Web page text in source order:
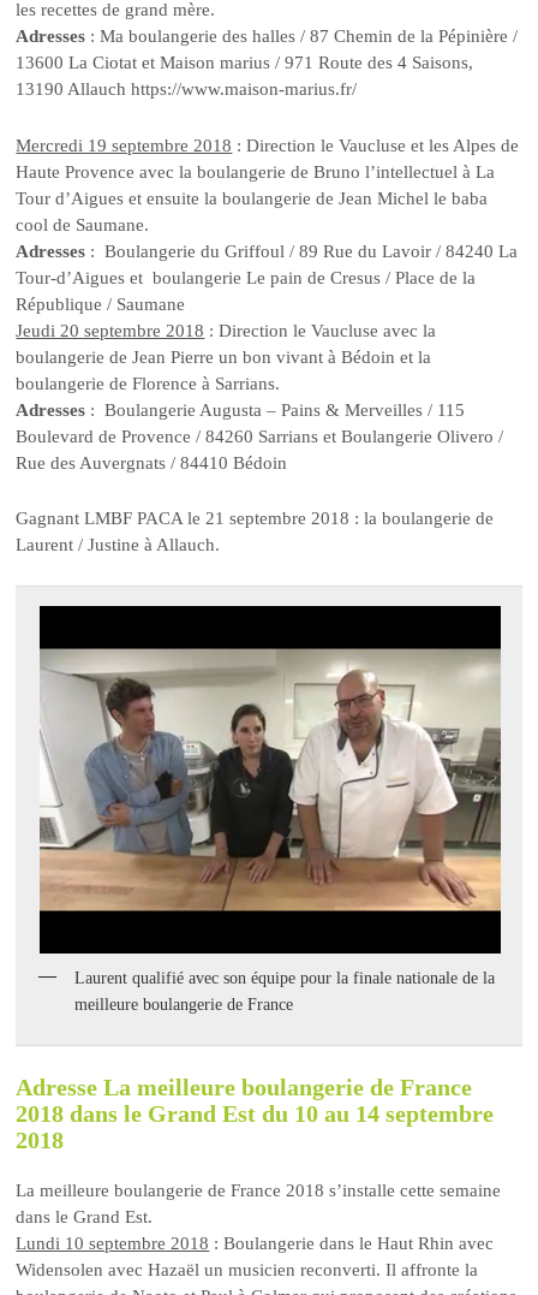
les recettes de grand mère.
Adresses : Ma boulangerie des halles / 87 Chemin de la Pépinière /
13600 La Ciotat et Maison marius / 971 Route des 4 Saisons,
13190 Allauch https://www.maison-marius.fr/
Mercredi 19 septembre 2018 : Direction le Vaucluse et les Alpes de
Haute Provence avec la boulangerie de Bruno l’intellectuel à La
Tour d’Aigues et ensuite la boulangerie de Jean Michel le baba
cool de Saumane.
Adresses : Boulangerie du Griffoul / 89 Rue du Lavoir / 84240 La
Tour-d’Aigues et boulangerie Le pain de Cresus / Place de la
République / Saumane
Jeudi 20 septembre 2018 : Direction le Vaucluse avec la
boulangerie de Jean Pierre un bon vivant à Bédoin et la
boulangerie de Florence à Sarrians.
Adresses : Boulangerie Augusta – Pains & Merveilles / 115
Boulevard de Provence / 84260 Sarrians et Boulangerie Olivero /
Rue des Auvergnats / 84410 Bédoin
Gagnant LMBF PACA le 21 septembre 2018 : la boulangerie de
Laurent / Justine à Allauch.
Laurent qualifié avec son équipe pour la finale nationale de la
meilleure boulangerie de France
Adresse La meilleure boulangerie de France
2018 dans le Grand Est du 10 au 14 septembre
2018
La meilleure boulangerie de France 2018 s’installe cette semaine
dans le Grand Est.
Lundi 10 septembre 2018 : Boulangerie dans le Haut Rhin avec
Widensolen avec Hazaël un musicien reconverti. Il affronte la